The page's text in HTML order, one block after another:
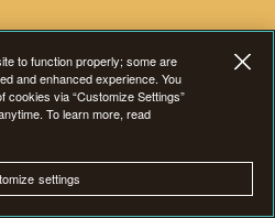
in anderen Sprachen
to function properly; some are
and enhanced experience. You
cookies via “Customize Settings”
To learn more, read
settings